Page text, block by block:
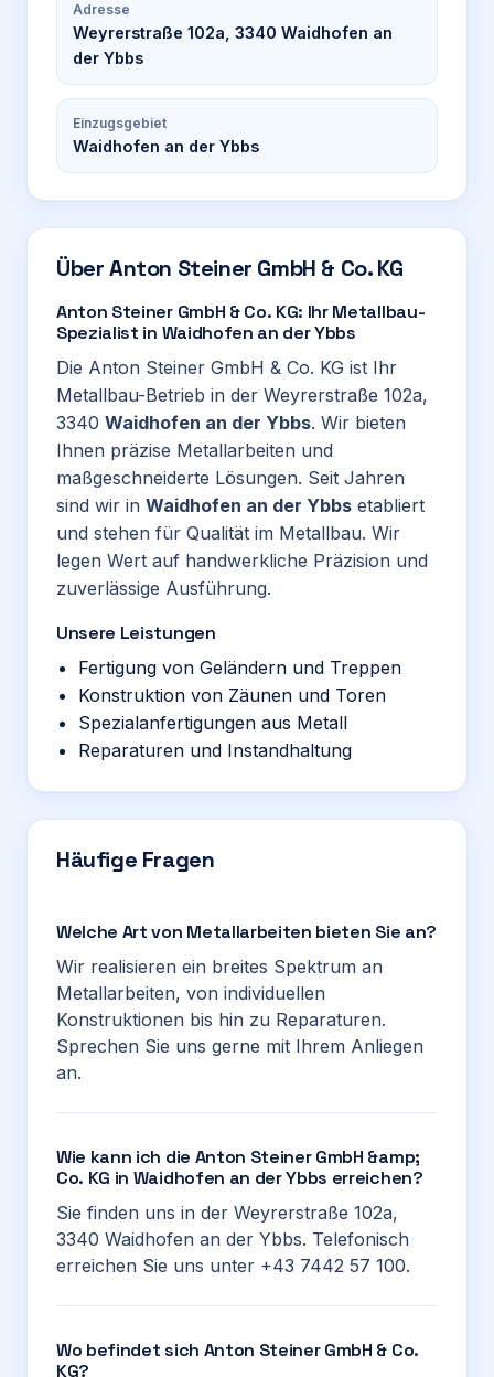
Adresse
Weyrerstraße 102a, 3340 Waidhofen an
der Ybbs
Einzugsgebiet
Waidhofen an der Ybbs
ÜberAnton Steiner GmbH & Co. KG
Anton Steiner GmbH & Co. KG: Ihr Metallbau-
Spezialist in Waidhofen an der Ybbs
Die Anton Steiner GmbH & Co. KG ist Ihr
Metallbau-Betrieb in der Weyrerstraße 102a,
3340 Waidhofen an der Ybbs. Wir bieten
Ihnen präzise Metallarbeiten und
maßgeschneiderte Lösungen. Seit Jahren
sind wir in Waidhofen an der Ybbs etabliert
und stehen für Qualität im Metallbau. Wir
legen Wert auf handwerkliche Präzision und
zuverlässige Ausführung.
Unsere Leistungen
Fertigung von Geländern und Treppen
Konstruktion von Zäunen und Toren
Spezialanfertigungen aus Metall
Reparaturen und Instandhaltung
Häufige Fragen
Welche Art von Metallarbeiten bieten Sie an?
Wir realisieren ein breites Spektrum an
Metallarbeiten, von individuellen
Konstruktionen bis hin zu Reparaturen.
Sprechen Sie uns gerne mit Ihrem Anliegen
an.
Wie kann ich die Anton Steiner GmbH &amp;
Co. KG in Waidhofen an der Ybbs erreichen?
Sie finden uns in der Weyrerstraße 102a,
3340 Waidhofen an der Ybbs. Telefonisch
erreichen Sie uns unter +43 7442 57 100.
Wo befindet sich Anton Steiner GmbH & Co.
KG?